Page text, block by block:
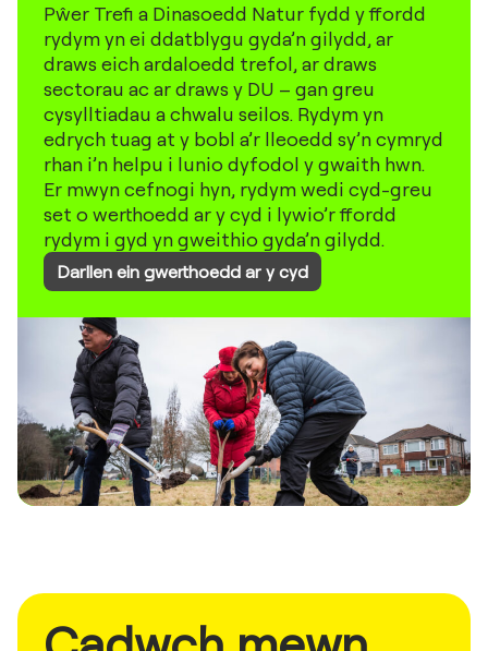
Pŵer Trefi a Dinasoedd Natur fydd y ffordd
rydym yn ei ddatblygu gyda’n gilydd, ar
draws eich ardaloedd trefol, ar draws
sectorau ac ar draws y DU – gan greu
cysylltiadau a chwalu seilos. Rydym yn
edrych tuag at y bobl a’r lleoedd sy’n cymryd
rhan i’n helpu i lunio dyfodol y gwaith hwn.
Er mwyn cefnogi hyn, rydym wedi cyd-greu
set o werthoedd ar y cyd i lywio’r ffordd
rydym i gyd yn gweithio gyda’n gilydd.
Darllen ein gwerthoedd ar y cyd